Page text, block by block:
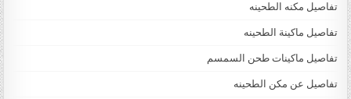
تفاصيل مكنه الطحينه
تفاصيل ماكينة الطحينه
تفاصيل ماكينات طحن السمسم
تفاصيل عن مكن الطحينه